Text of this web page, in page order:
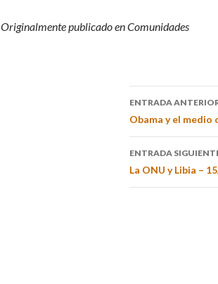
Originalmente publicado en Comunidades
ENTRADA
Obama y el medio
ENTRADA
La ONU y Libia –